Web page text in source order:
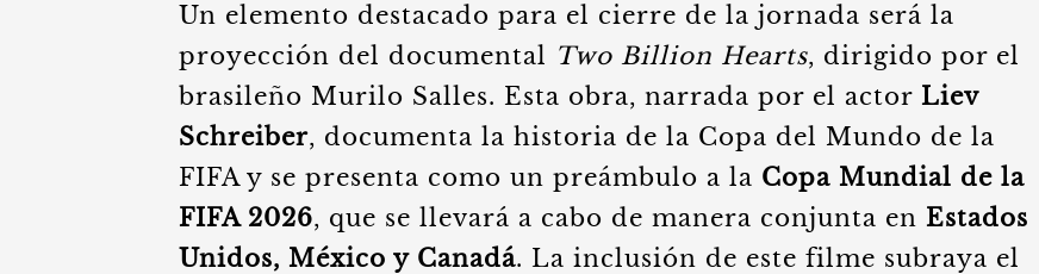
Un elemento destacado para el cierre de la jornada será la
proyección del documental Two Billion Hearts, dirigido por el
brasileño Murilo Salles. Esta obra, narrada por el actor Liev
Schreiber, documenta la historia de la Copa del Mundo de la
FIFA y se presenta como un preámbulo a la Copa Mundial de la
FIFA 2026, que se llevará a cabo de manera conjunta en Estados
Unidos, México y Canadá. La inclusión de este filme subraya el